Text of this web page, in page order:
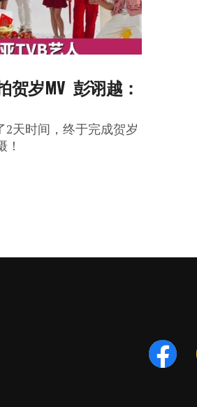
贺岁MV  彭诩越：
2天时间，终于完成贺岁